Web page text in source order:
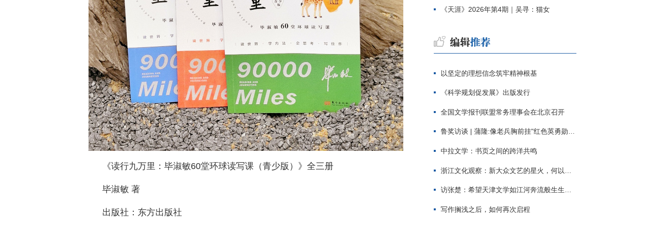
《读行九万里：毕淑敏60堂环球读写课（青少版）》全三册
毕淑敏 著
出版社：东方出版社
《天涯》2026年第4期｜吴寻：猫女
以坚定的理想信念筑牢精神根基
《科学规划促发展》出版发行
全国文学报刊联盟常务理事会在北京召开
鲁奖访谈 | 蒲隆:像老兵胸前挂"红色英勇勋章"
中拉文学：书页之间的跨洋共鸣
浙江文化观察：新大众文艺的星火，何以燎原？
访张楚：希望天津文学如江河奔流般生生不息
写作搁浅之后，如何再次启程